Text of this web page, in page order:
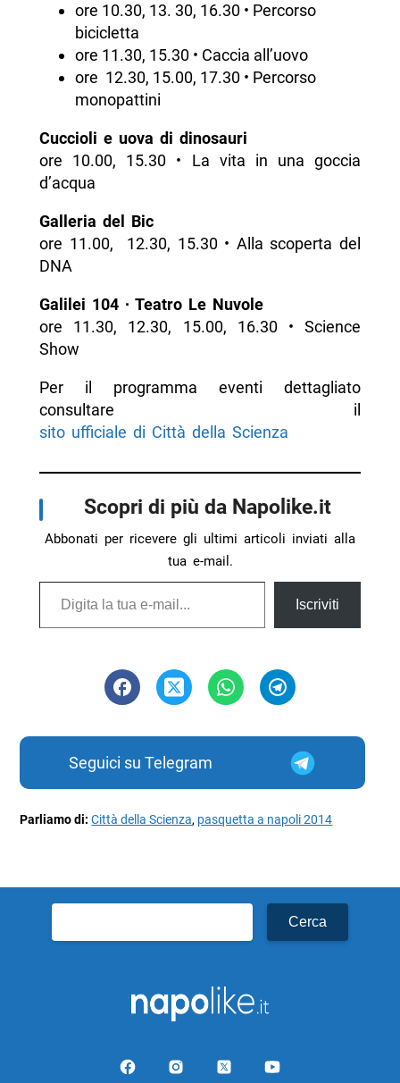
ore 10.30, 13. 30, 16.30 • Percorso
bicicletta
ore 11.30, 15.30 • Caccia all’uovo
ore 12.30, 15.00, 17.30 • Percorso
monopattini
Cuccioli e uova di dinosauri
ore 10.00, 15.30 • La vita in una goccia
d’acqua
Galleria del Bic
ore 11.00, 12.30, 15.30 • Alla scoperta del
DNA
Galilei 104 ∙ Teatro Le Nuvole
ore 11.30, 12.30, 15.00, 16.30 • Science
Show
Per il programma eventi dettagliato
consultare il
sito ufficiale di Città della Scienza
Scopri di più da Napolike.it
Abbonati per ricevere gli ultimi articoli inviati alla
tua e-mail.
Digita la tua e-mail...
Iscriviti
Seguici su Telegram
Parliamo di:Città della Scienza, pasquetta a napoli 2014
per: